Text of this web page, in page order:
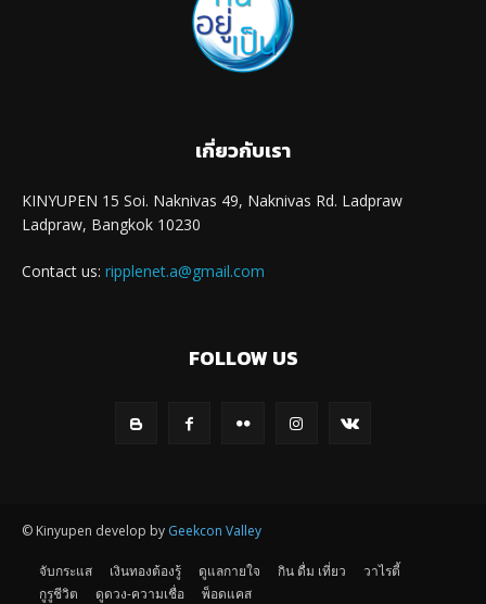
เกี่ยวกับเรา
KINYUPEN 15 Soi. Naknivas 49, Naknivas Rd. Ladpraw
Ladpraw, Bangkok 10230
Contact us: ripplenet.a@gmail.com
FOLLOW US
© Kinyupen develop by Geekcon Valley
จับกระแส เงินทองต้องรู้ ดูแลกายใจ กิน ดื่ม เที่ยว
วาไรตี้
กูรูชีวิต
ดูดวง-ความเชื่อ พ็อดแคส